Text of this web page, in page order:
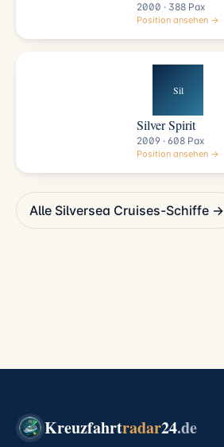
2000 · 388 Pax
Position ansehen →
Sil
Silver Spirit
2009 · 608 Pax
Position ansehen →
Alle Silversea Cruises-Schiffe →
Kreuzfahrtradar24.de